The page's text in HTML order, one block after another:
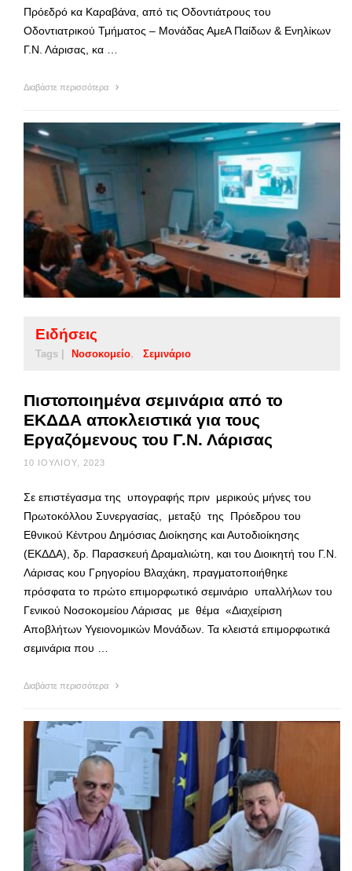
Πρόεδρό κα Καραβάνα, από τις Οδοντιάτρους του
Οδοντιατρικού Τμήματος – Μονάδας ΑμεΑ Παίδων & Ενηλίκων
Γ.Ν. Λάρισας, κα …
Διαβάστε περισσότερα
Ειδήσεις
Tags | Νοσοκομείο Σεμινάριο
Πιστοποιημένα σεμινάρια από το
ΕΚΔΔΑ αποκλειστικά για τους
Εργαζόμενους του Γ.Ν. Λάρισας
10 ΙΟΥΛΊΟΥ, 2023
Σε επιστέγασμα της υπογραφής πριν μερικούς μήνες του
Πρωτοκόλλου Συνεργασίας, μεταξύ της Πρόεδρου του
Εθνικού Κέντρου Δημόσιας Διοίκησης και Αυτοδιοίκησης
(ΕΚΔΔΑ), δρ. Παρασκευή Δραμαλιώτη, και του Διοικητή του Γ.Ν.
Λάρισας κου Γρηγορίου Βλαχάκη, πραγματοποιήθηκε
πρόσφατα το πρώτο επιμορφωτικό σεμινάριο υπαλλήλων του
Γενικού Νοσοκομείου Λάρισας με θέμα «Διαχείριση
Αποβλήτων Υγειονομικών Μονάδων. Τα κλειστά επιμορφωτικά
σεμινάρια που …
Διαβάστε περισσότερα